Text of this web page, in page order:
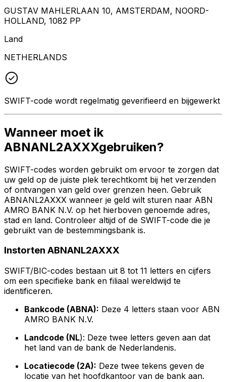
GUSTAV MAHLERLAAN 10, AMSTERDAM, NOORD-
HOLLAND, 1082 PP
Land
NETHERLANDS
SWIFT-code wordt regelmatig geverifieerd en bijgewerkt
Wanneer moet ik
ABNANL2AXXXgebruiken?
SWIFT-codes worden gebruikt om ervoor te zorgen dat
uw geld op de juiste plek terechtkomt bij het verzenden
of ontvangen van geld over grenzen heen. Gebruik
ABNANL2AXXX wanneer je geld wilt sturen naar ABN
AMRO BANK N.V. op het hierboven genoemde adres,
stad en land. Controleer altijd of de SWIFT-code die je
gebruikt van de bestemmingsbank is.
Instorten ABNANL2AXXX
SWIFT/BIC-codes bestaan uit 8 tot 11 letters en cijfers
om een specifieke bank en filiaal wereldwijd te
identificeren.
Bankcode (ABNA): Deze 4 letters staan voor ABN
AMRO BANK N.V.
Landcode (NL): Deze twee letters geven aan dat
het land van de bank de Nederlandenis.
Locatiecode (2A): Deze twee tekens geven de
locatie van het hoofdkantoor van de bank aan.